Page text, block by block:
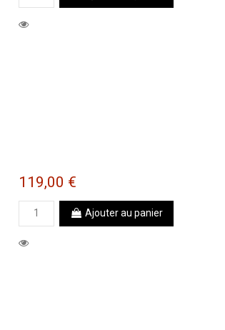
119,00 €
Ajouter au panier